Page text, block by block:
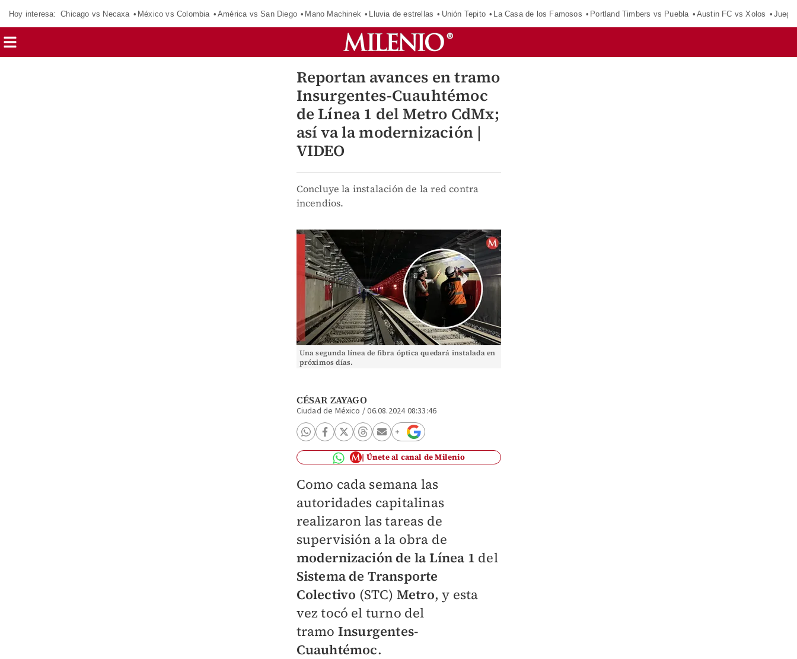
Hoy interesa: Chicago vs Necaxa México vs Colombia América vs San Diego Mano Machinek Lluvia de estrellas Unión Tepito La Casa de los Famosos Portland Timbers vs Puebla Austin FC vs Xolos
Reportan avances en tramo
Insurgentes-Cuauhtémoc
de Línea 1 del Metro CdMx;
así va la modernización |
VIDEO
Concluye la instalación de la red contra
incendios.
Una segunda línea de fibra óptica quedará instalada en
próximos días.
CÉSAR ZAYAGO
Ciudad de México /06.08.2024 08:33:46
Únete al canal de Milenio
Como cada semana las
autoridades capitalinas
realizaron las tareas de
supervisión a la obra de
modernización de la Línea 1 del
Sistema de Transporte
Colectivo (STC) Metro, y esta
vez tocó el turno del
tramo Insurgentes-
Cuauhtémoc.